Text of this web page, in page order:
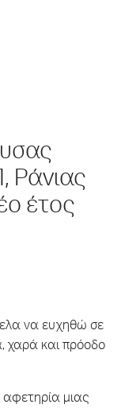
Ράνιας
έτος
να ευχηθώ σε
χαρά και πρόοδο
αφετηρία μιας